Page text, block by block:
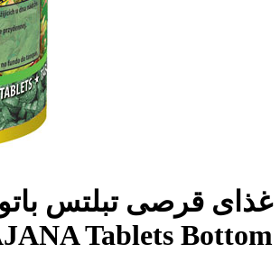
غذای قرصی تبلتس
Tablets Bottom